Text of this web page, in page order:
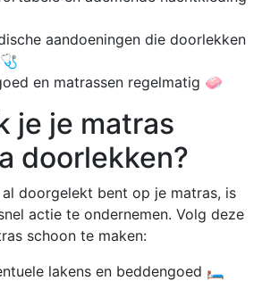
aandoeningen die doorlekken
en matrassen regelmatig 🧼
je je matras
doorlekken?
doorgelekt bent op je matras, is
actie te ondernemen. Volg deze
schoon te maken:
lakens en beddengoed 🛏️